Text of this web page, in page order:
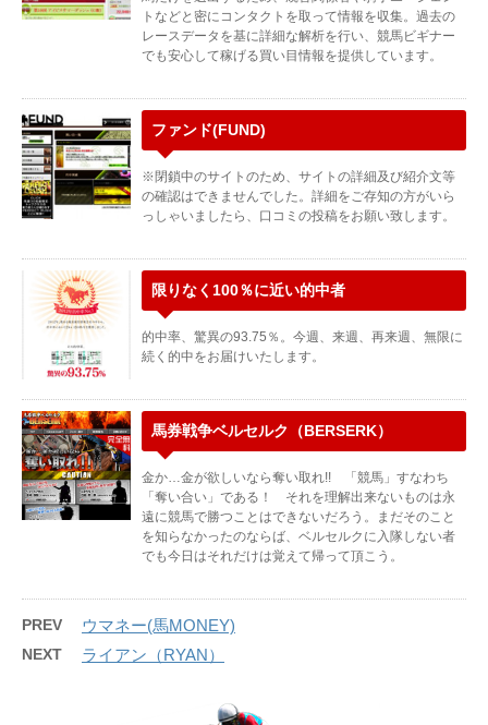
トなどと密にコンタクトを取って情報を収集。過去の
レースデータを基に詳細な解析を行い、競馬ビギナー
でも安心して稼げる買い目情報を提供しています。
ファンド(FUND)
※閉鎖中のサイトのため、サイトの詳細及び紹介文等
の確認はできませんでした。詳細をご存知の方がいら
っしゃいましたら、口コミの投稿をお願い致します。
限りなく100％に近い的中者
的中率、驚異の93.75％。今週、来週、再来週、無限に
続く的中をお届けいたします。
馬券戦争ベルセルク（BERSERK）
金か…金が欲しいなら奪い取れ!! 「競馬」すなわち
「奪い合い」である！ それを理解出来ないものは永
遠に競馬で勝つことはできないだろう。まだそのこと
を知らなかったのならば、ベルセルクに入隊しない者
でも今日はそれだけは覚えて帰って頂こう。
PREV ウマネー(馬MONEY)
NEXT ライアン（RYAN）